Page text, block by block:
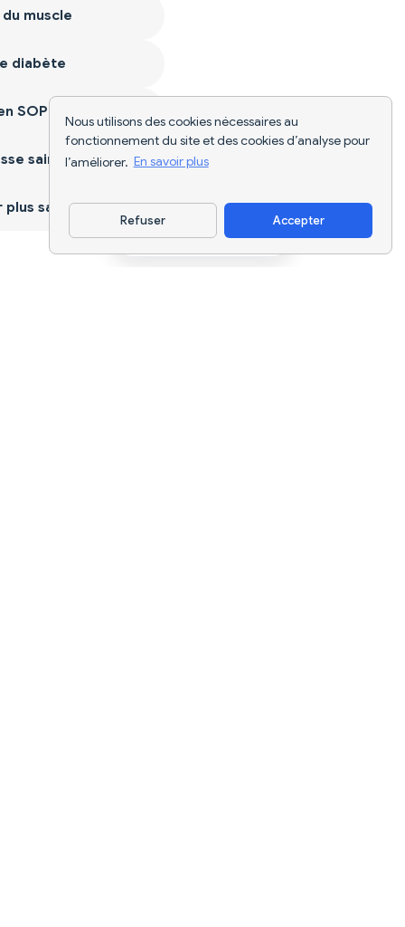
Nous utilisons des cookies nécessaires au
fonctionnement du site et des cookies d’analyse pour
l’améliorer. En savoir plus
Refuser Accepter
Télécharger l'appli
muscle
diabète
SOPK
saine
sain